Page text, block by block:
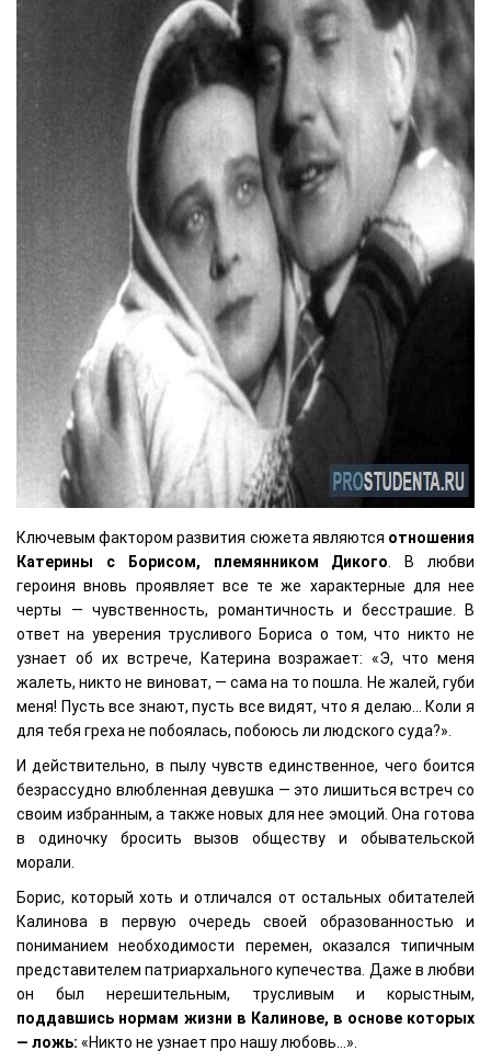
Ключевым фактором развития сюжета являются отношения
Катерины с Борисом, племянником Дикого . В любви
героиня вновь проявляет все те же характерные для нее
черты — чувственность, романтичность и бесстрашие. В
ответ на уверения трусливого Бориса о том, что никто не
узнает об их встрече, Катерина возражает: «Э, что меня
жалеть, никто не виноват, — сама на то пошла. Не жалей, губи
меня! Пусть все знают, пусть все видят, что я делаю… Коли я
для тебя греха не побоялась, побоюсь ли людского суда?».
И действительно, в пылу чувств единственное, чего боится
безрассудно влюбленная девушка — это лишиться встреч со
своим избранным, а также новых для нее эмоций. Она готова
в одиночку бросить вызов обществу и обывательской
морали.
Борис, который хоть и отличался от остальных обитателей
Калинова в первую очередь своей образованностью и
пониманием необходимости перемен, оказался типичным
представителем патриархального купечества. Даже в любви
он был нерешительным, трусливым и корыстным,
поддавшись нормам жизни в Калинове, в основе которых
— ложь: «Никто не узнает про нашу любовь…».